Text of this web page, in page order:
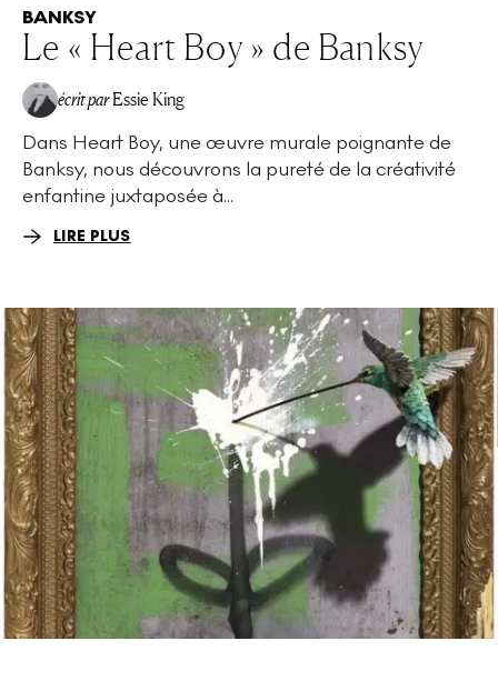
BANKSY
Le « Heart Boy » de Banksy
écrit par Essie King
Dans Heart Boy, une œuvre murale poignante de
Banksy, nous découvrons la pureté de la créativité
enfantine juxtaposée à...
LIRE PLUS